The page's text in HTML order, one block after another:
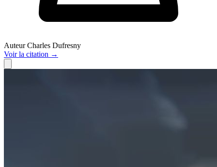
Auteur Charles Dufresny
Voirla citation →